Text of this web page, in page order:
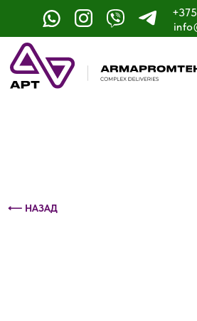
Контактный телефон: +375 (29) 693-
⟵ НАЗАД